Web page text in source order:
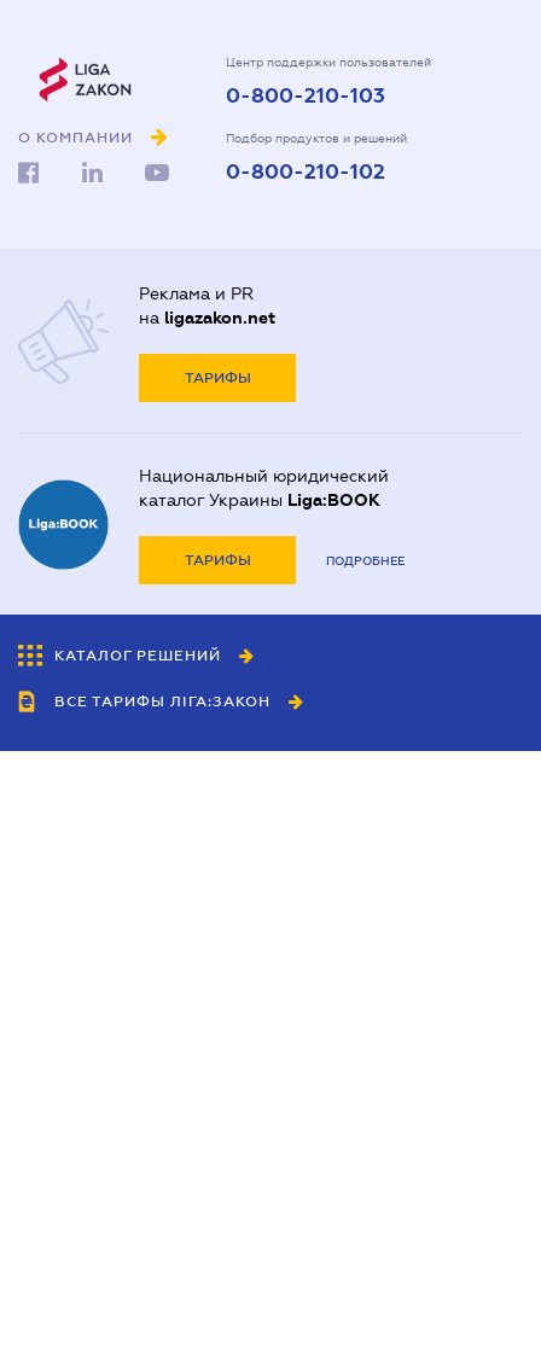
О КОМПАНИИ
Центр поддержки пользователей
0-800-210-103
Подбор продуктов и решений
0-800-210-102
Реклама и PR
на ligazakon.net
ТАРИФЫ
Национальный юридический
каталог Украины Liga:BOOK
ТАРИФЫ ПОДРОБНЕЕ
КАТАЛОГ РЕШЕНИЙ
ВСЕ ТАРИФЫ ЛІГА:ЗАКОН